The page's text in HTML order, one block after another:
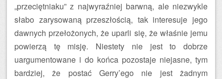
„przeciętniaku” z najwyraźniej barwną, ale niezwykle
słabo zarysowaną przeszłością, tak interesuje jego
dawnych przełożonych, że uparli się, że właśnie jemu
powierzą tę misję. Niestety nie jest to dobrze
uargumentowane i do końca pozostaje niejasne, tym
bardziej, że postać Gerry’ego nie jest żadnym